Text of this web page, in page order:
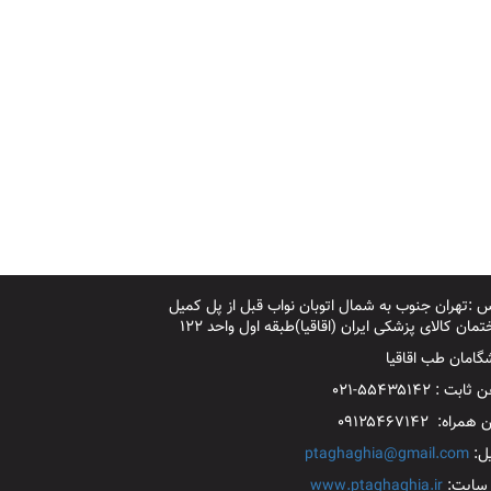
:تهران جنوب به شمال اتوبان نواب قبل از پل کمیل
کالای پزشکی ایران (اقاقیا)طبقه اول واحد ۱۲۲
طب اقاقیا
: ۵۵۴۳۵۱۴۲-۰۲۱
۰۹۱۲۵۴۶۷۱۴۲
ptaghaghia@gmail.com